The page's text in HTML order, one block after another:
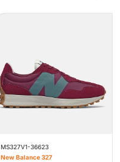
MS327V1-36623
New Balance 327